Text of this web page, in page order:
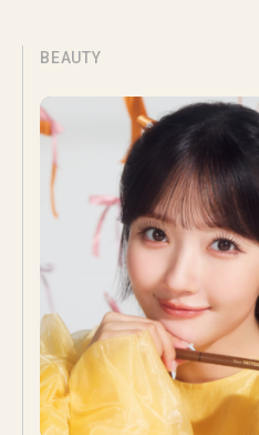
BEAUTY